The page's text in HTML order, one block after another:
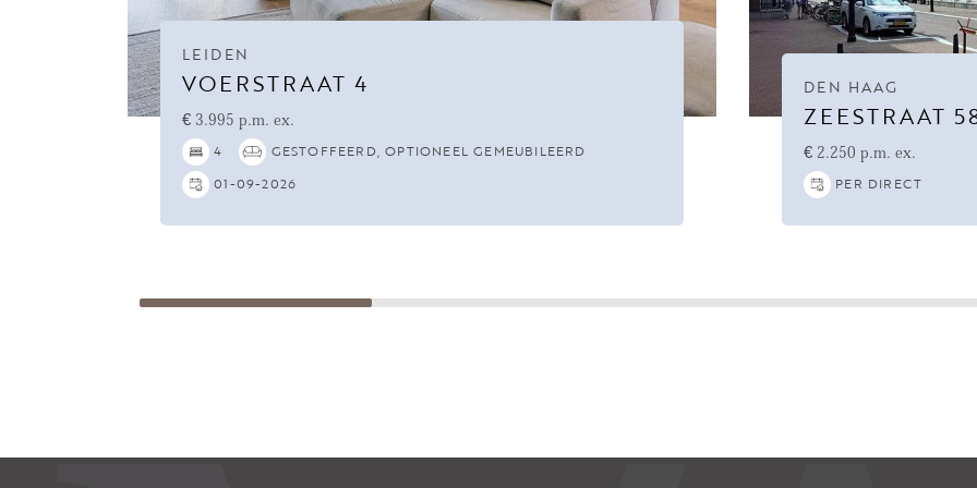
LEIDEN
VOERSTRAAT 4
€ 3.995 p.m. ex.
4
GESTOFFEERD, OPTIONEEL GEMEUBILEERD
01-09-2026
DEN HAAG
ZEESTRAAT
€ 2.250 p.m. ex.
PER DIRECT